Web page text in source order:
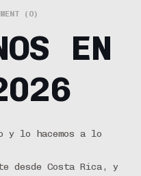
(0)
EN
y lo hacemos a lo
desde Costa Rica, y